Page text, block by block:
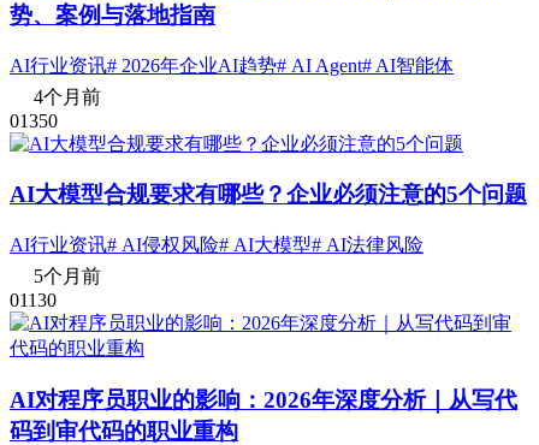
势、案例与落地指南
AI行业资讯# 2026年企业AI趋势# AI Agent# AI智能体
4个月前
01350
AI大模型合规要求有哪些？企业必须注意的5个问题
AI行业资讯# AI侵权风险# AI大模型# AI法律风险
5个月前
01130
AI对程序员职业的影响：2026年深度分析｜从写代
码到审代码的职业重构